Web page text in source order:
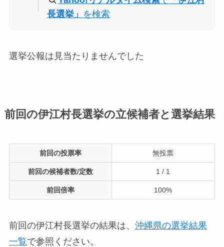
長選挙」 を検索
選挙公報は見当たりませんでした
前回の伊江村長選挙の立候補者と選挙結果
前回の投票率 無投票
前回の候補者数/定数 1 / 1
前回倍率 100%
前回の伊江村長選挙の結果は、 沖縄県の選挙結果
一覧で参照ください。